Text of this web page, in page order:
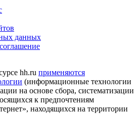
данных
hh.ru применяются
(информационные технологии
на основе сбора, систематизации
к предпочтениям
находящихся на территории